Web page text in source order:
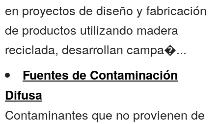
en proyectos de diseño y fabricación
de productos utilizando madera
reciclada, desarrollan campa�...
Fuentes de Contaminación
Difusa
Contaminantes que no provienen de